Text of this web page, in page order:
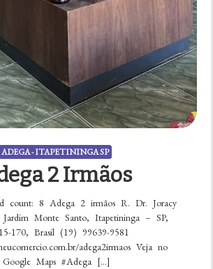
ADEGA - ITAPETININGA SP
2 Irmãos
count: 8 Adega 2 irmãos R. Dr. Joracy
Monte Santo, Itapetininga – SP,
170, Brasil (19) 99639-9581
adega2irmaos Veja no
Google Maps #Adega […]